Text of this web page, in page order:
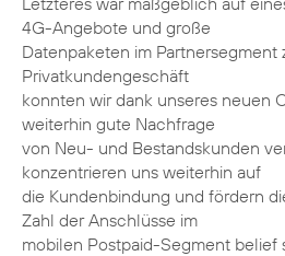
4G-Angebote und große
Datenpaketen im Partnersegment
Privatkundengeschäft
konnten wir dank unseres neuen
weiterhin gute Nachfrage
von Neu- und Bestandskunden
konzentrieren uns weiterhin auf
die Kundenbindung und fördern
Zahl der Anschlüsse im
mobilen Postpaid-Segment belief